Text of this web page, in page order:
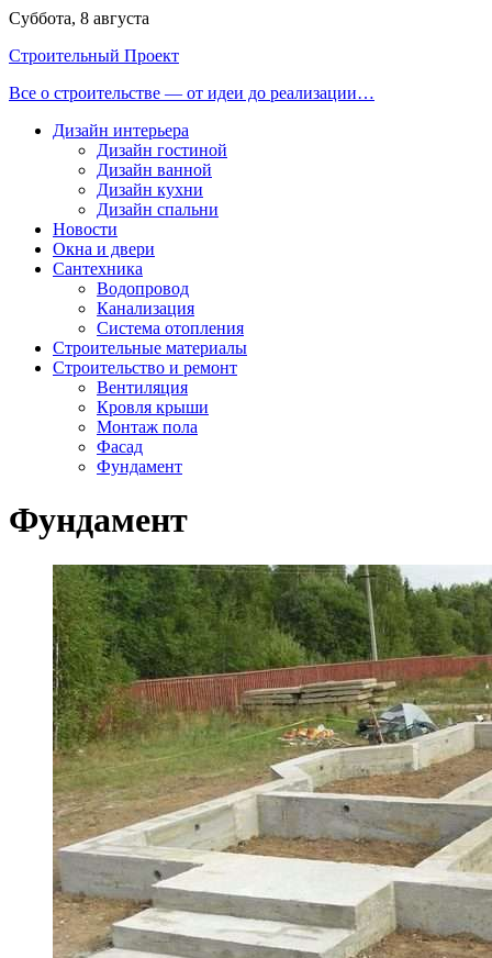
Перейти
содержимому
Суббота, 8 августа
Строительный Проект
Все о строительстве — от идеи до реализации…
Дизайн интерьера
Дизайн гостиной
Дизайн ванной
Дизайн кухни
Дизайн спальни
Новости
Окна и двери
Сантехника
Водопровод
Канализация
Система отопления
Строительные материалы
Строительство и ремонт
Вентиляция
Кровля крыши
Монтаж пола
Фасад
Фундамент
Фундамент